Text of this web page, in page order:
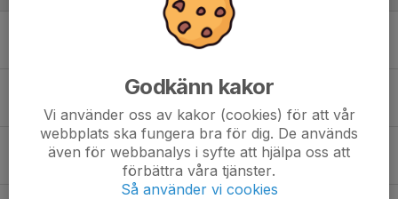
Träning tisdag
6 feb 2018
Bilder från resan till Mullsjö.
9 jan 2018 0
Godkänn kakor
Vi använder oss av kakor (cookies) för att vår
webbplats ska fungera bra för dig. De används
även för webbanalys i syfte att hjälpa oss att
förbättra våra tjänster.
Så använder vi cookies